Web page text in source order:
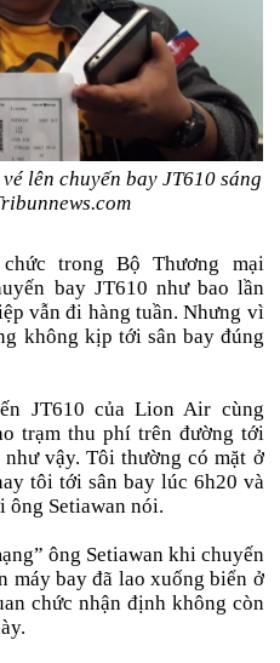
lên chuyến bay JT610 sáng
trong Bộ Thương mại
bay JT610 như bao lần
vẫn đi hàng tuần. Nhưng vì
không kịp tới sân bay đúng
JT610 của Lion Air cùng
trạm thu phí trên đường tới
vậy. Tôi thường có mặt ở
tôi tới sân bay lúc 6h20 và
ông Setiawan nói.
ông Setiawan khi chuyến
máy bay đã lao xuống biển ở
chức nhận định không còn